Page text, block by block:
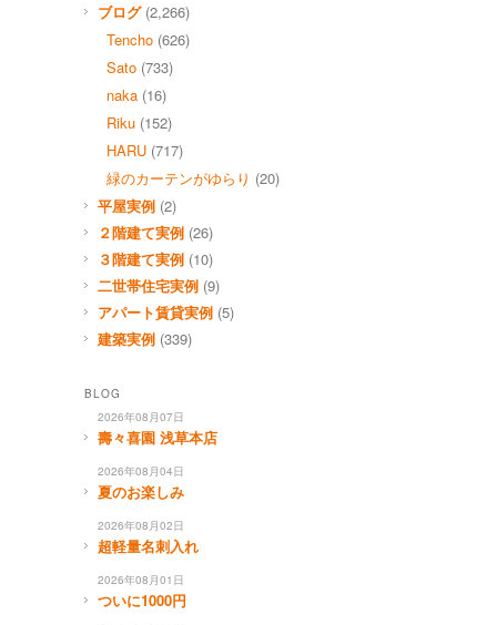
ブログ(2,266)
Tencho (626)
Sato (733)
naka (16)
Riku (152)
HARU (717)
緑のカーテンがゆらり (20)
平屋実例 (2)
２階建て実例 (26)
３階建て実例 (10)
二世帯住宅実例 (9)
アパート賃貸実例 (5)
建築実例 (339)
BLOG
2026年08月07日
壽々喜園 浅草本店
2026年08月04日
夏のお楽しみ
2026年08月02日
超軽量名刺入れ
2026年08月01日
ついに1000円